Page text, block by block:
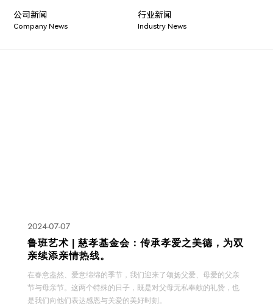
公司新闻
Company News
行业新闻
Industry News
2024-07-07
鲁班艺术 | 慈孝基金会：传承孝爱之美德，为双
亲续添亲情热线。
在春意盎然、爱意绵绵的季节，我们迎来了颂扬父爱、母爱的父亲
节与母亲节。这两个特殊的日子，既是对父母无私奉献的礼赞，也
是我们向他们表达感恩与关爱的美好时刻。